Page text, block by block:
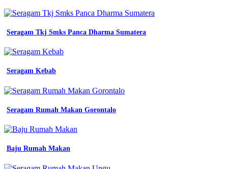
dari
konveksi
kerja
seragam
murah
bandung
Seragam
Olahraga
Sd
jasa
Seragam Tkj Smks Panca Dharma Sumatera
Seragam Kebab
Seragam Rumah Makan Gorontalo
Baju Rumah Makan